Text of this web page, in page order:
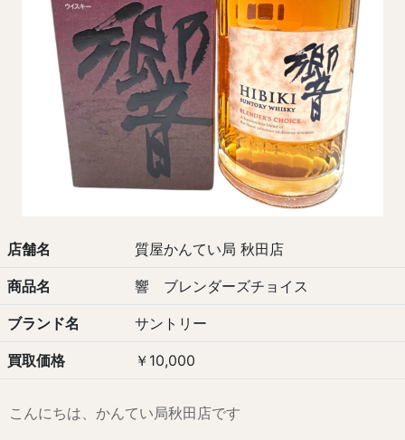
店舗名 質屋かんてい局 秋田店
商品名 響 ブレンダーズチョイス
ブランド名 サントリー
買取価格 ￥10,000
こんにちは、かんてい局秋田店です